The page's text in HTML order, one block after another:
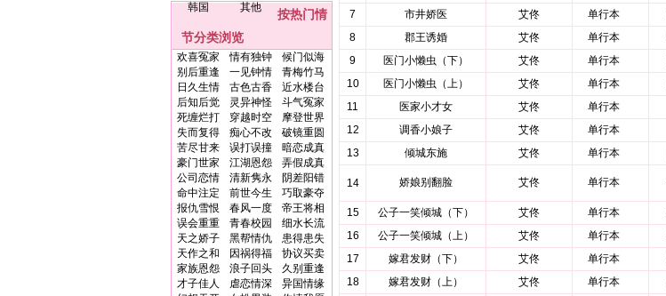
韩国
其他
按热门情
节分类浏览
欢喜冤家 情有独钟
候门似海
别后重逢
一见钟情
青梅竹马
日久生情
古色古香
近水楼台
后知后觉
灵异神怪
斗气冤家
死缠烂打
穿越时空
摩登世界
失而复得
痴心不改
破镜重圆
苦尽甘来
误打误撞
暗恋成真
豪门世家
江湖恩怨
弄假成真
公司恋情
清新隽永
阴差阳错
命中注定
前世今生
巧取豪夺
报仇雪恨
春风一度
帝王将相
误会重重
青春校园
细水长流
天之娇子
黑帮情仇
患得患失
天作之和
因祸得福
协议买卖
家族恩怨
浪子回头
久别重逢
才子佳人
虐恋情深
异国情缘
7
市井娇医 艾佟 单行本
8
郡王诱婚 艾佟 单行本
9
医门小懒虫（下） 艾佟 单行本
10
医门小懒虫（上） 艾佟 单行本
11
医家小才女 艾佟 单行本
12
调香小娘子 艾佟 单行本
13
倾城东施 艾佟 单行本
14 娇娘别翻脸 艾佟 单行本
15
公子一笑倾城（下） 艾佟 单行本
16
公子一笑倾城（上） 艾佟 单行本
17
嫁君发财（下） 艾佟 单行本
18
嫁君发财（上） 艾佟 单行本